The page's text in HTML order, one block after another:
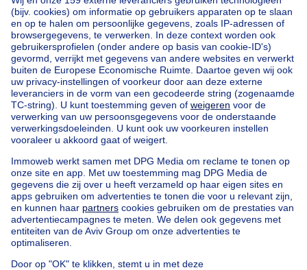
Home België
Brussel (provincie)
Brussel (arrondissement)
Kopen uw appartementsblok in Saint-josse-ten-noode
Onze huizen buiten BelgiëHuis te koop Frankrijk
Huis te koop Spanje
Huis te koop Italië
Huis te koop Luxemburg
Huis te koop Nederland
Goedkoop vastgoedGoedkoop huis te koop
Goedkope appartementen te huur
Onze huurwoningen met slaapkamers
Appartement te koop met 3 slaapkamers Oostende
Huis te koop met 3 slaapkamers Stene
Huis te koop met 3 slaapkamers Deurne